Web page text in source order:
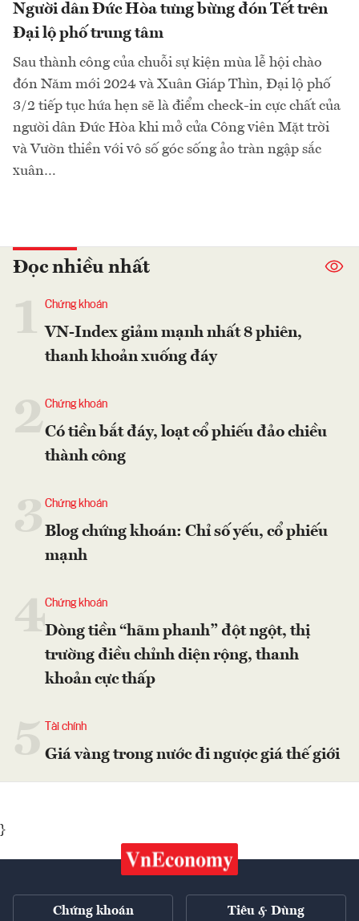
Người dân Đức Hòa tưng bừng đón Tết trên
Đại lộ phố trung tâm
Sau thành công của chuỗi sự kiện mùa lễ hội chào
đón Năm mới 2024 và Xuân Giáp Thìn, Đại lộ phố
3/2 tiếp tục hứa hẹn sẽ là điểm check-in cực chất của
người dân Đức Hòa khi mở cửa Công viên Mặt trời
và Vườn thiền với vô số góc sống ảo tràn ngập sắc
xuân…
Đọc nhiều nhất
Chứng khoán
VN-Index giảm mạnh nhất 8 phiên,
thanh khoản xuống đáy
2Chứng khoán
Có tiền bắt đáy, loạt cổ phiếu đảo chiều
thành công
Chứng khoán
Blog chứng khoán: Chỉ số yếu, cổ phiếu
mạnh
4Chứng khoán
Dòng tiền “hãm phanh” đột ngột, thị
trường điều chỉnh diện rộng, thanh
khoản cực thấp
Tài chính
Giá vàng trong nước đi ngược giá thế giới
}
Chứng khoán Tiêu & Dùng